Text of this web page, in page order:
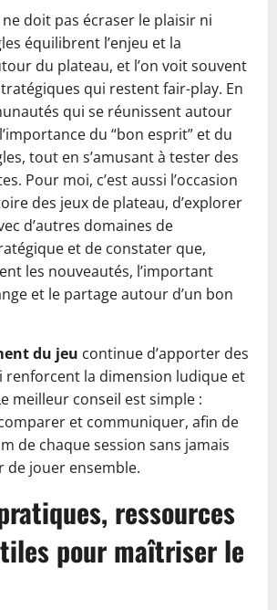
doit pas écraser le plaisir ni
équilibrent l’enjeu et la
du plateau, et l’on voit souvent
qui restent fair-play. En
qui se réunissent autour
du “bon esprit” et du
tout en s’amusant à tester des
Pour moi, c’est aussi l’occasion
des jeux de plateau, d’explorer
d’autres domaines de
et de constater que,
les nouveautés, l’important
et le partage autour d’un bon
du jeu continue d’apporter des
renforcent la dimension ludique et
meilleur conseil est simple :
et communiquer, afin de
de chaque session sans jamais
de jouer ensemble.
ressources
pour maîtriser le